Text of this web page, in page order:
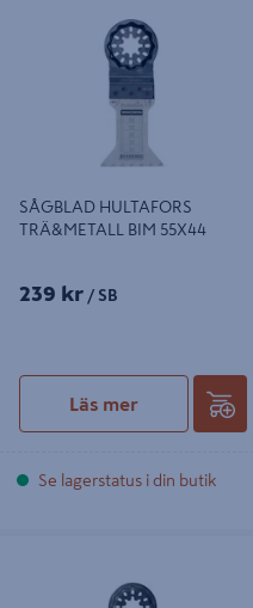
TRÄ&METALL BIM 55X44
SÅGBLAD HULTAFORS
TRÄ&METALL BIM 55X44
239 kr / SB
Läs mer
Se lagerstatus i din butik